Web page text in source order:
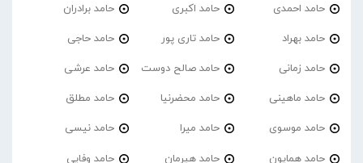
حامد احمدی حامد اکبری حامد برادران
حامد بهراد حامد تاری پور حامد حاجی
حامد زمانی حامد صالح دوست حامد عرشی
حامد ماهینی حامد محضرنیا حامد مطلق
حامد موسوی حامد میرا حامد نیسی
حامد همایون حامد هیرمان حامد وفایی